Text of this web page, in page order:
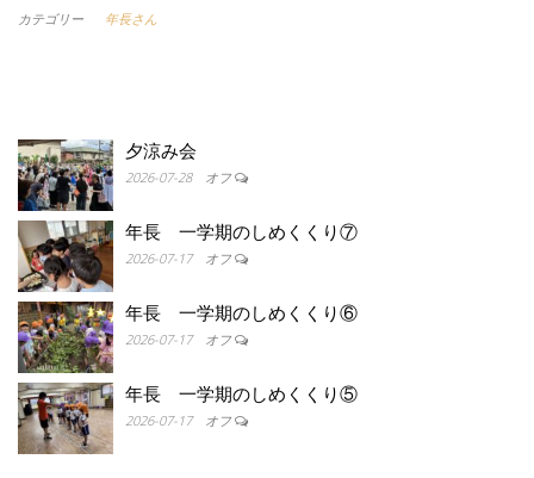
カテゴリー 年長さん
夕涼み会
2026-07-28 オフ
年長 一学期のしめくくり⑦
2026-07-17 オフ
年長 一学期のしめくくり⑥
2026-07-17 オフ
年長 一学期のしめくくり⑤
2026-07-17 オフ